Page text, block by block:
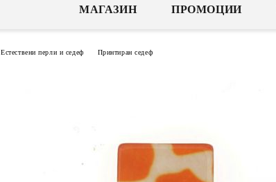
МАГАЗИН ПРОМОЦИИ
Естествени перли и седеф Принтиран седеф